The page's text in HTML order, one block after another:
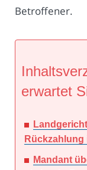
Betroffener.
erwartet
Mandant